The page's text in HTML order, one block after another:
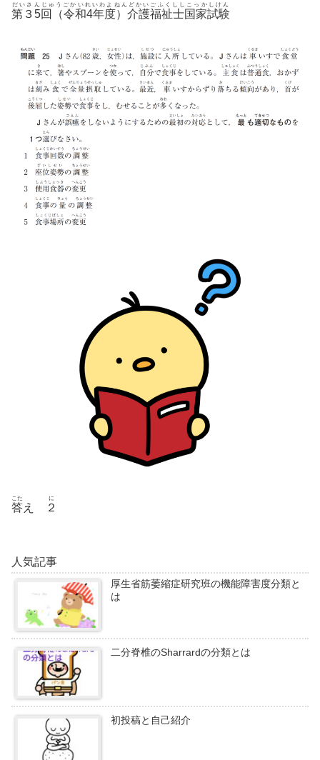
第３5回（令和4年度）介護福祉士国家試験
だいさんじゅうごかいれいわよねんどかいごふくししこっかしけん
答
こた
え ２
に
人気記事
厚生省筋萎縮症研究班の機能障害度分類と
は
二分脊椎のSharrardの分類とは
初投稿と自己紹介